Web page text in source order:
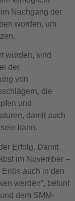
Nachgang der
worden, um
wurden, sind
der
von
die
und
damit auch
kann.
Erfolg. Damit
im November –
auch in den
werden“, betont
dem SMM-